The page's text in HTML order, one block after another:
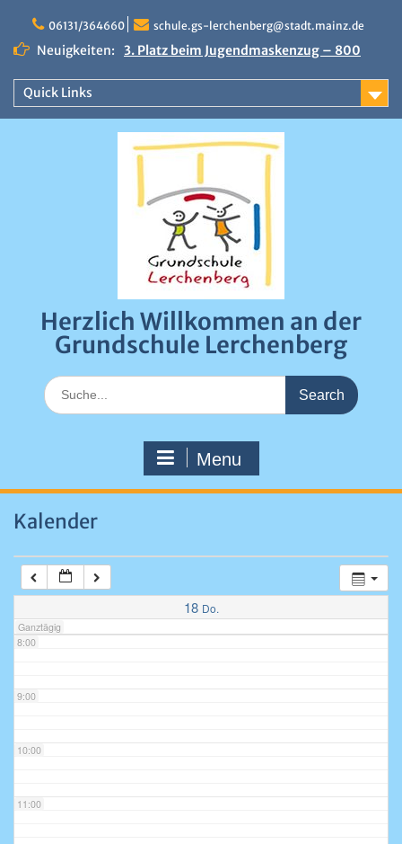
content
06131/364660 schule.gs-lerchenberg@stadt.mainz.de
Neuigkeiten:
3. Platz beim Jugendmaskenzug – 800
Grundschule Lerchenberg
Fastnachtsumzug 2026
Quick Links
Herzlich Willkommen an der
Grundschule Lerchenberg
Search
for:
Menu
Kalender
18 Do.
Ganztägig
7:00
8:00
9:00
10:00
11:00